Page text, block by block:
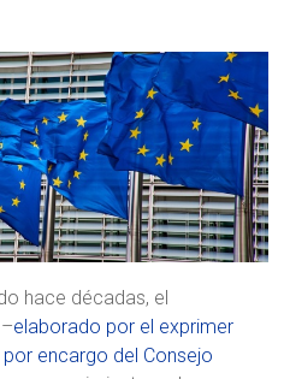
hace décadas, el
elaborado por el exprimer
encargo del Consejo